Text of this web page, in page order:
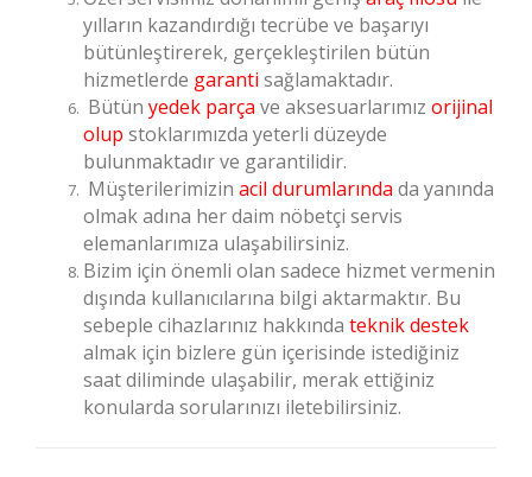
yılların kazandırdığı tecrübe ve başarıyı
bütünleştirerek, gerçekleştirilen bütün
hizmetlerde garanti sağlamaktadır.
Bütün yedek parça ve aksesuarlarımız orijinal
olup stoklarımızda yeterli düzeyde
bulunmaktadır ve garantilidir.
Müşterilerimizin acil durumlarında da yanında
olmak adına her daim nöbetçi servis
elemanlarımıza ulaşabilirsiniz.
Bizim için önemli olan sadece hizmet vermenin
dışında kullanıcılarına bilgi aktarmaktır. Bu
sebeple cihazlarınız hakkında teknik destek
almak için bizlere gün içerisinde istediğiniz
saat diliminde ulaşabilir, merak ettiğiniz
konularda sorularınızı iletebilirsiniz.